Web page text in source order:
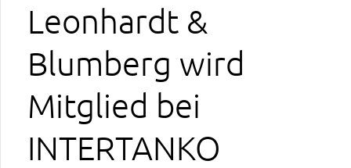
Leonhardt &
Blumberg wird
Mitglied bei
INTERTANKO